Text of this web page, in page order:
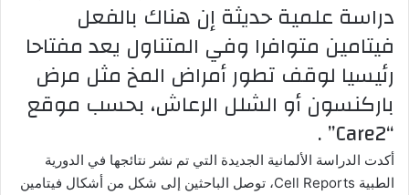
دراسة علمية حديثة إن هناك بالفعل
فيتامين متوافرا وفي المتناول يعد مفتاحا
رئيسيا لوقف تطور أمراض المخ مثل مرض
باركنسون أو الشلل الرعاش، بحسب موقع
“Care2” .
أكدت الدراسة الألمانية الجديدة التي تم نشر نتائجها في الدورية
الطبية Cell Reports، توصل الباحثين إلى شكل من أشكال فيتامين